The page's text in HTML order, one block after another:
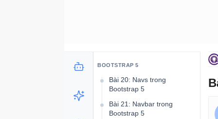
BOOTSTRAP 5
Collapse trong Bootstrap 5
Bài 20: Navs trong
Bootstrap 5
Bài 21: Navbar trong
Bootstrap 5